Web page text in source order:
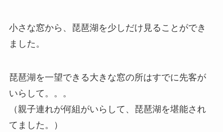
小さな窓から、琵琶湖を少しだけ見ることができ
ました。
琵琶湖を一望できる大きな窓の所はすでに先客が
いらして。。。
（親子連れが何組がいらして、琵琶湖を堪能され
てました。）